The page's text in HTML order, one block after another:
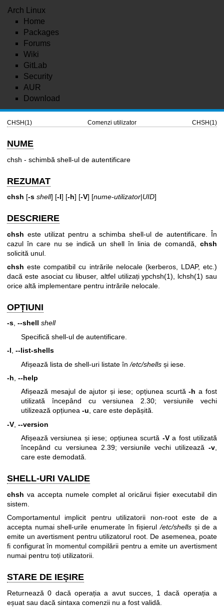
Arch Linux
Home
Packages
Forums
Wiki
GitLab
Security
AUR
Download
CHSH(1) Comenzi utilizator CHSH(1)
NUME
chsh - schimbă shell-ul de autentificare
REZUMAT
chsh [-s shell] [-l] [-h] [-V] [nume-utilizator|UID]
DESCRIERE
chsh este utilizat pentru a schimba shell-ul de autentificare. În
cazul în care nu se indică un shell în linia de comandă, chsh
solicită unul.
chsh este compatibil cu intrările nelocale (kerberos, LDAP, etc.)
dacă este asociat cu libuser, altfel utilizațiypchsh(1) lchsh(1) sau
orice altă implementare pentru intrările nelocale.
OPȚIUNI
-s, --shell shell
Specifică shell-ul de autentificare.
-l --list-shells
Afișează lista de shell-uri listate în/etc/shells și iese.
-h --help
Afișează mesajul de ajutor și iese; opțiunea scurtă-h a fost
utilizată începând cu versiunea 2.30; versiunile vechi
utilizează opțiunea -u, care este depășită.
-V --version
Afișează versiunea și iese; opțiunea scurtă -Va fost utilizată
începând cu versiunea 2.39; versiunile vechi utilizează -v
care este demodată.
SHELL-URI VALIDE
chsh va accepta numele complet al oricărui fișier executabil din
sistem.
Comportamentul implicit pentru utilizatorii non-root este de a
accepta numai shell-urile enumerate în fișierul/etc/shells și de a
emite un avertisment pentru utilizatorul root. De asemenea, poate
fi configurat în momentul compilării pentru a emite un avertisment
numai pentru toți utilizatorii.
STARE DE IEȘIRE
Returnează 0 dacă operația a avut succes, 1 dacă operația a
eșuat sau dacă sintaxa comenzii nu a fost validă.